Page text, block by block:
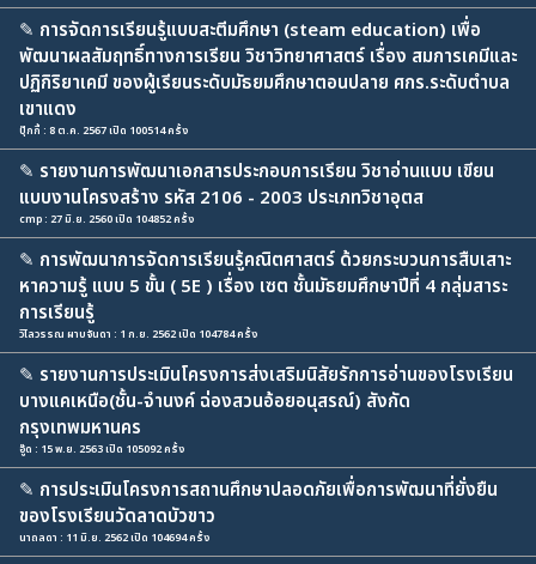
✎ การจัดการเรียนรู้แบบสะตีมศึกษา (steam education) เพื่อ
พัฒนาผลสัมฤทธิ์ทางการเรียน วิชาวิทยาศาสตร์ เรื่อง สมการเคมีและ
ปฏิกิริยาเคมี ของผู้เรียนระดับมัธยมศึกษาตอนปลาย ศกร.ระดับตำบล
เขาแดง
ปุ๊กกี้ : 8 ต.ค. 2567 เปิด 100514 ครั้ง
✎ รายงานการพัฒนาเอกสารประกอบการเรียน วิชาอ่านแบบ เขียน
แบบงานโครงสร้าง รหัส 2106 - 2003 ประเภทวิชาอุตส
cmp : 27 มิ.ย. 2560 เปิด 104852 ครั้ง
✎ การพัฒนาการจัดการเรียนรู้คณิตศาสตร์ ด้วยกระบวนการสืบเสาะ
หาความรู้ แบบ 5 ขั้น ( 5E ) เรื่อง เซต ชั้นมัธยมศึกษาปีที่ 4 กลุ่มสาระ
การเรียนรู้
วิไลวรรณ ผาบจันดา : 1 ก.ย. 2562 เปิด 104784 ครั้ง
✎ รายงานการประเมินโครงการส่งเสริมนิสัยรักการอ่านของโรงเรียน
บางแคเหนือ(ชั้น-จำนงค์ ฉ่องสวนอ้อยอนุสรณ์) สังกัด
กรุงเทพมหานคร
อู๊ด : 15 พ.ย. 2563 เปิด 105092 ครั้ง
✎ การประเมินโครงการสถานศึกษาปลอดภัยเพื่อการพัฒนาที่ยั่งยืน
ของโรงเรียนวัดลาดบัวขาว
นาถลดา : 11 มิ.ย. 2562 เปิด 104694 ครั้ง